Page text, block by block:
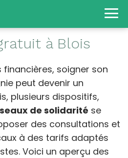
à Blois
soigner son
peut devenir un
plusieurs dispositifs,
de solidarité se
des consultations et
à des tarifs adaptés
Voici un aperçu des